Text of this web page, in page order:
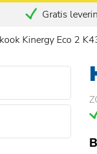
Gratis
Kinergy Eco 2